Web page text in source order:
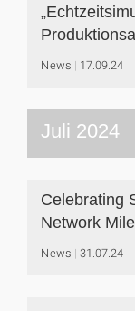
News 17.09.24
Juli 2024
Celebrating
Network
News 31.07.24